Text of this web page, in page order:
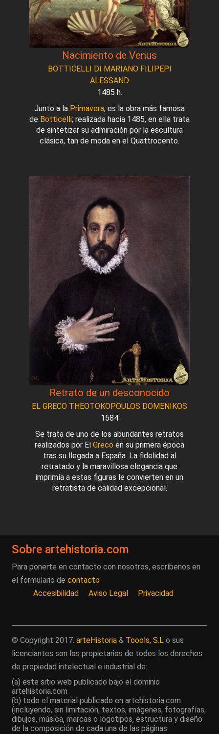
Nacimiento de Venus
BOTTICELLI DI MARIANO FILIPEPI
ALESSAND
1485 h.
Junto a la Primavera, es la obra más famosa
de Botticelli; realizada hacia 1485, en ella trata
de sintetizar su admiración por la escultura
clásica, tan de moda en el Quattrocento.
Retrato de un desconocido
EL GRECO THEOTOKOPOULOS DOMENIKOS
1584
Se trata de uno de los abundantes retratos
realizados por El Greco en su primera época
tras su llegada a España. La fidelidad al
retratado y la maravillosa elegancia que
imprimía a estas figuras le convierten en un
retratista de calidad excepcional.
Sobre artehistoria.com
Para ponerte en contacto con nosotros, escríbenos en
el formulario de contacto
Accesibilidad
Aviso Legal Privacidad
© Copyright 2017. arteHistoria & Toools, S.L o sus
licenciantes son los propietarios de todos los derechos
de propiedad intelectual e industrial de:
(a) este sitio web publicado bajo el dominio
artehistoria.com
(b) todo el material publicado en artehistoria.com
(incluyendo, sin limitación, textos, imágenes, fotografías,
dibujos, música, marcas o logotipos, estructura y diseño
de la composición de cada una de las páginas